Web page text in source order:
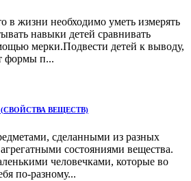
в жизни необходимо уметь измерять
навыки детей сравнивать
мерки.Подвести детей к выводу,
формы п...
ВЕЩЕСТВ)
сделанными из разных
состояниями вещества.
человечками, которые во
по-разному...